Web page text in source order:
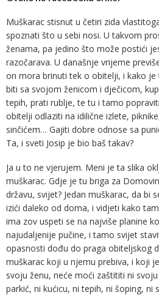
Muškarac stisnut u četiri zida
spoznati što u sebi nosi. U takvom
ženama, pa jedino što može postići
razočarava. U današnje vrijeme
on mora brinuti tek o obitelji, i kako
biti sa svojom ženicom i dječicom,
tepih, prati rublje, te tu i tamo
obitelji odlaziti na idilične izlete,
sinčićem… Gajiti dobre odnose sa
Ta, i sveti Josip je bio baš takav?
Ja u to ne vjerujem. Meni je ta slika
muškarac. Gdje je tu briga za
državu, svijet? Jedan muškarac, da bi
izići daleko od doma, i vidjeti kako
ima zov uspeti se na najviše planine
najudaljenije pučine, i tamo svijet
opasnosti dođu do praga obiteljskog
muškarac koji u njemu prebiva, i koji
svoju ženu, neće moći zaštititi ni
parkić, ni kućicu, ni tepih, ni šoping, ni